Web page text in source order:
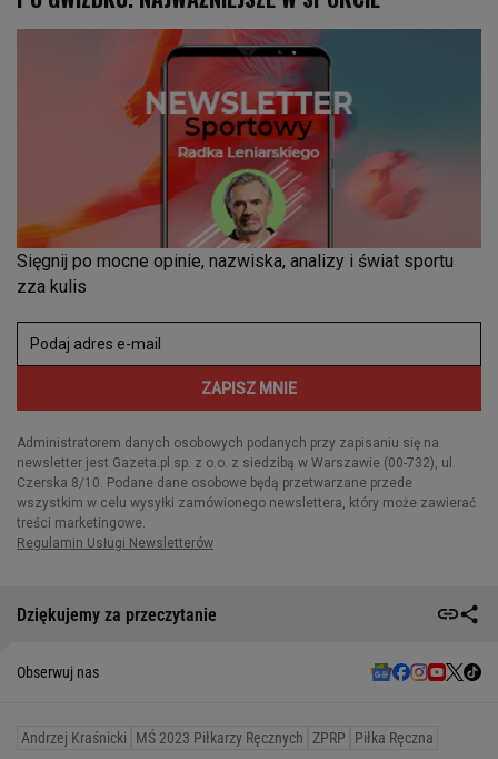
Dziękujemy za przeczytanie
Obserwuj nas
Andrzej Kraśnicki MŚ 2023 Piłkarzy Ręcznych ZPRP Piłka Ręczna